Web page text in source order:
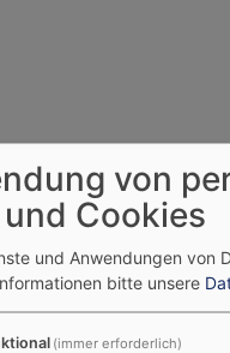
Frey
Im
von
Cookies
und Anwendungen von
bitte unsere
(immer erforderlich)